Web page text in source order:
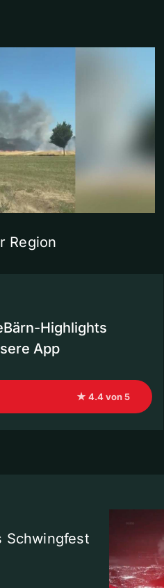
Region
Highlights
App
★ 4.4 von 5
Schwingfest